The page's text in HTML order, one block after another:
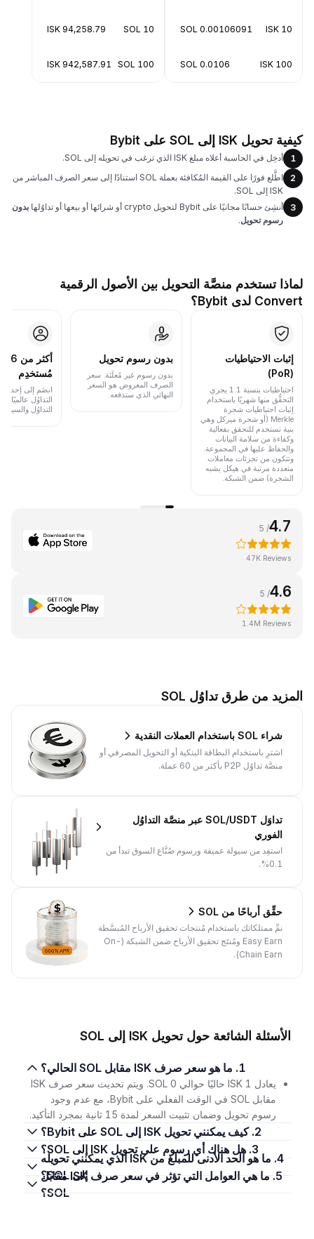
10 ISK
0.00106091 SOL
100 ISK
0.0106 SOL
10 SOL
94,258.79 ISK
100 SOL
942,587.91 ISK
كيفية تحويل ISK إلى SOL على Bybit
1
أدخِل في الحاسبة أعلاه مبلغ ISK الذي ترغب في تحويله إلى SOL.
2
اطَّلع فورًا على القيمة المُكافئة بعملة SOL استنادًا إلى سعر الصرف المباشر من
ISK إلى SOL.
3
أنشِئ حسابًا مجانيًا على Bybit لتحويل crypto أو شرائها أو بيعها أو تداوُلها
بدون
رسوم تحويل.
لماذا تستخدم منصَّة التحويل بين الأصول الرقمية
Convert لدى Bybit؟
إثبات الاحتياطيات
(PoR)
احتياطيات بنسبة 1:1 يجري
التحقُّق منها شهريًا باستخدام
إثبات احتياطيات شجرة
Merkle (أو شجرة ميركل وهي
بنية تستخدم للتحقق بفعالية
وكفاءة من سلامة البيانات
والحفاظ عليها في المجموعة.
وتتكون من تجزئات معاملات
متعددة مرتبة في هيكل يشبه
الشجرة) ضمن الشبكة.
بدون رسوم تحويل
بدون رسوم غير مُعلَنَة. سعر
الصرف المعروض هو السعر
النهائي الذي ستدفعه.
مُستخدِم
انضَم إلى إحدى
التداوُل
التداوُل والسيولة.
4.7
/ 5
47K Reviews
4.6
/ 5
1.4M Reviews
المزيد من طرق تداوُل SOL
شراء SOL باستخدام العملات النقدية
اشترِ باستخدام البطاقة البنكية أو التحويل المصرفي أو
منصَّة تداوُل P2P بأكثر من 60 عملة.
تداوَل SOL/USDT عبر منصَّة التداوُل
الفوري
استفِد من سيولة عميقة ورسوم صُنَّاع السوق تبدأ من
0.1%.
حقِّق أرباحًا من SOL
نمِّ ممتلكاتك باستخدام مُنتجات تحقيق الأرباح المُبسَّطة
Easy Earn ومُنتَج تحقيق الأرباح ضمن الشبكة (On-
Chain Earn).
الأسئلة الشائعة حول تحويل ISK إلى SOL
1. ما هو سعر صرف ISK مقابل SOL الحالي؟
يعادل 1 ISK حاليًا حوالي 0 SOL. ويتم تحديث سعر صرف ISK
مقابل SOL في الوقت الفعلي على Bybit، مع عدم وجود
رسوم تحويل وضمان تثبيت السعر لمدة 15 ثانية بمجرد التأكيد.
2. كيف يمكنني تحويل ISK إلى SOL على Bybit؟
3. هل هناك أي رسوم على تحويل ISK إلى SOL؟
4. ما هو الحد الأدنى للمبلغ من ISK الذي يمكنني تحويله
إلى SOL؟5. ما هي العوامل التي تؤثر في سعر صرف ISK مقابل
SOL؟